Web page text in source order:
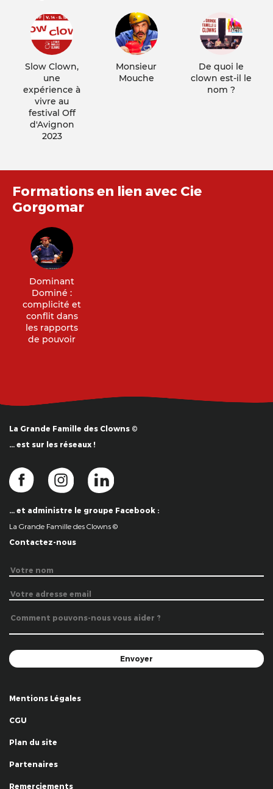
Slow Clown,
une
expérience à
vivre au
festival Off
d'Avignon
2023
Monsieur
Mouche
De quoi le
clown est-il le
nom ?
Formations en lien avec Cie
Gorgomar
Dominant
Dominé :
complicité et
conflit dans
les rapports
de pouvoir
La Grande Famille des Clowns ©
… est sur les réseaux !
… et administre le groupe Facebook :
La Grande Famille des Clowns ©
Contactez-nous
Mentions Légales
CGU
Plan du site
Partenaires
Remerciements